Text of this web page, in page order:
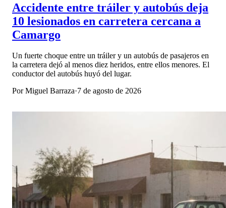
Accidente entre tráiler y autobús deja
10 lesionados en carretera cercana a
Camargo
Un fuerte choque entre un tráiler y un autobús de pasajeros en
la carretera dejó al menos diez heridos, entre ellos menores. El
conductor del autobús huyó del lugar.
PorMiguel Barraza·7 de agosto de 2026